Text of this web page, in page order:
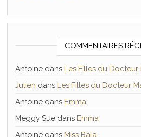
COMMENTAIRES
Antoine dans Les Filles du Docteur
Julien dans Les Filles du Docteur
Antoine dans Emma
Meggy Sue dans Emma
Antoine dans Miss Bala